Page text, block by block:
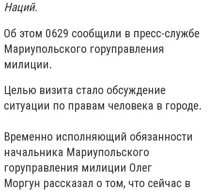
Наций.
Об этом 0629 сообщили в пресс-службе
Мариупольского горуправления
милиции.
Целью визита стало обсуждение
ситуации по правам человека в городе.
Временно исполняющий обязанности
начальника Мариупольского
горуправления милиции Олег
Моргун рассказал о том, что сейчас в